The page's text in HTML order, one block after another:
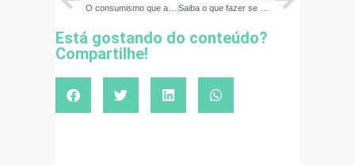
O consumismo que afunda a vida espiritual
Está gostando do conteúdo?
Compartilhe!